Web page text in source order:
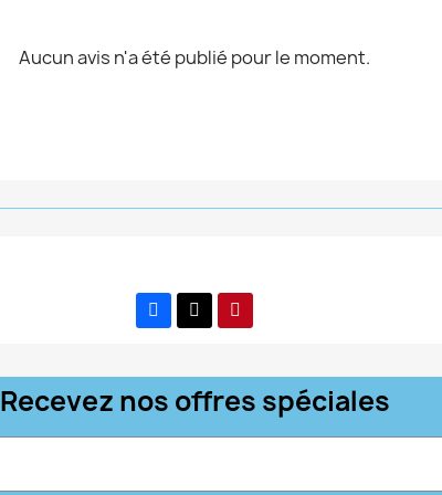
Aucun avis n'a été publié pour le moment.
Recevez nos offres spéciales